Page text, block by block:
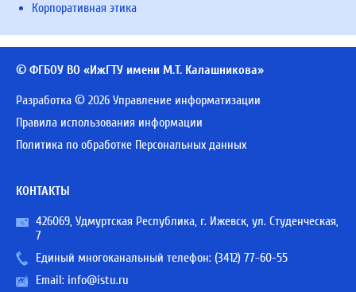
Корпоративная этика
© ФГБОУ ВО «ИжГТУ имени М.Т. Калашникова»
Разработка © 2026 Управление информатизации
Правила использования информации
Политика по обработке Персональных данных
КОНТАКТЫ
426069, Удмуртская Республика, г. Ижевск, ул. Студенческая,
7
Единый многоканальный телефон: (3412) 77-60-55
Email: info@istu.ru